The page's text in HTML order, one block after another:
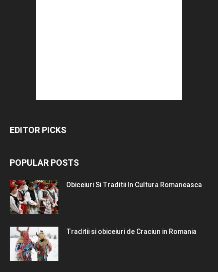
EDITOR PICKS
POPULAR POSTS
Obiceiuri Si Traditii In Cultura Romaneasca
Traditii si obiceiuri de Craciun in Romania